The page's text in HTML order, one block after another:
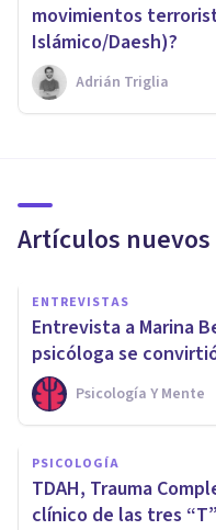
movimientos
Islámico/Daesh)?
Adrián Triglia
Artículos nuevos
ENTREVISTAS
Entrevista a Marina
psicóloga se
Psicología Y Mente
PSICOLOGÍA
TDAH, Trauma
clínico de las tres “T”